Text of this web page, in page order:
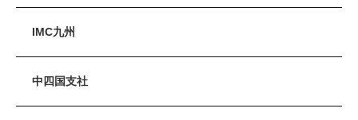
IMC九州
中四国支社